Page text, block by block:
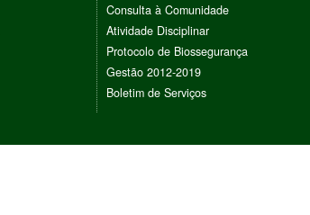
Consulta à Comunidade
Atividade Disciplinar
Protocolo de Biossegurança
Gestão 2012-2019
Boletim de Serviços